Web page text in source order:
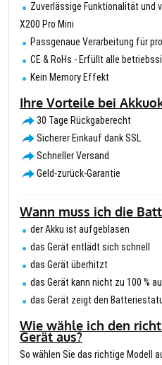
Zuverlässige Funktionalität und
X200 Pro Mini
Passgenaue Verarbeitung für
CE & RoHs - Erfüllt alle
Kein Memory Effekt
Ihre Vorteile bei
30 Tage Rückgaberecht
Sicherer Einkauf dank SSL
Schneller Versand
Geld-zurück-Garantie
Wann muss ich die
der Akku ist aufgeblasen
das Gerät entlädt sich schnell
das Gerät überhitzt
das Gerät kann nicht zu 100 %
das Gerät zeigt den
Wie wähle ich den
Gerät aus?
So wählen Sie das richtige Modell